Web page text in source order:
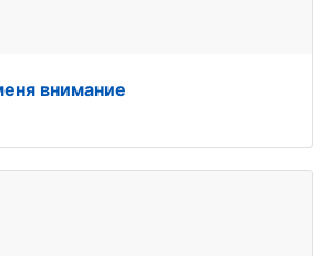
внимание